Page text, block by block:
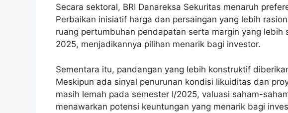
Secara sektoral, BRI Danareksa Sekuritas menaruh
Perbaikan inisiatif harga dan persaingan yang lebih
ruang pertumbuhan pendapatan serta margin yang lebih
2025, menjadikannya pilihan menarik bagi investor.
Sementara itu, pandangan yang lebih konstruktif
Meskipun ada sinyal penurunan kondisi likuiditas dan
masih lemah pada semester I/2025, valuasi saham-
menawarkan potensi keuntungan yang menarik bagi